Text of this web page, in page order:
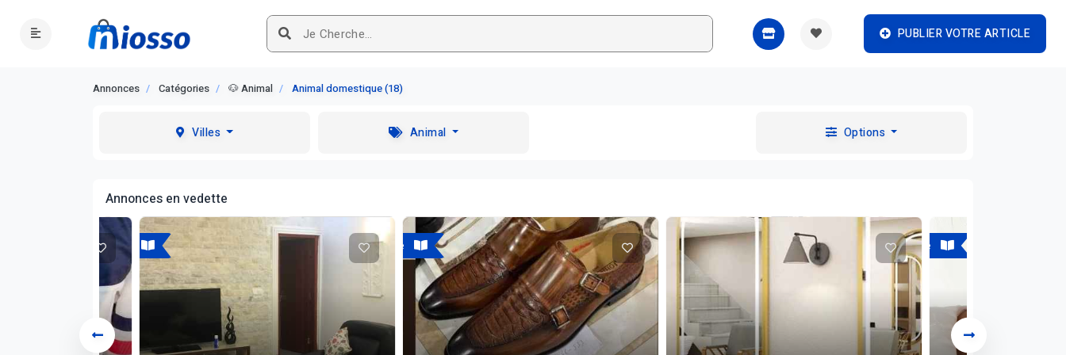
PUBLIER VOTRE ARTICLE
Annonces Catégories 🐶 Animal Animal domestique (18)
Villes Animal Options
Annonces en vedette
A vendre A vendre A vendre